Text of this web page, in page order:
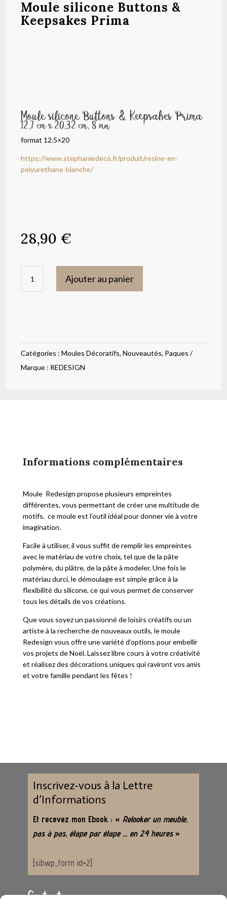
Moule silicone Buttons &
Keepsakes Prima
Moule silicone Buttons & Keepsakes Prima
12,7 cm x 20,32 cm, 8 mm
format 12.5×20
https://www.stephaniedeco.fr/produit/resine-en-
polyurethane-blanche/
28,90 €
&
Keepsakes
Prima
Ajouter au panier
Catégories :Moules Décoratifs,Nouveautés, Paques
Marque : REDESIGN
Informations complémentaires
Moule Redesign propose plusieurs empreintes
différentes, vous permettant de créer une multitude de
motifs. ce moule est l’outil idéal pour donner vie à votre
imagination.
Facile à utiliser, il vous suffit de remplir les empreintes
avec le matériau de votre choix, tel que de la pâte
polymère, du plâtre, de la pâte à modeler. Une fois le
matériau durci, le démoulage est simple grâce à la
flexibilité du silicone, ce qui vous permet de conserver
tous les détails de vos créations.
Que vous soyez un passionné de loisirs créatifs ou un
artiste à la recherche de nouveaux outils, le moule
Redesign vous offre une variété d’options pour embellir
vos projets de Noël. Laissez libre cours à votre créativité
et réalisez des décorations uniques qui raviront vos amis
et votre famille pendant les fêtes !
Inscrivez-vous à la Lettre
d’Informations
Et recevez mon Ebook : « Relooker un meuble,
pas à pas, étape par étape … en 24 heures »
[sibwp_form id=2]
Contact